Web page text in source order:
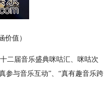
值）
二届音乐盛典咪咕汇、咪咕次
参与音乐互动”、“真有趣音乐跨